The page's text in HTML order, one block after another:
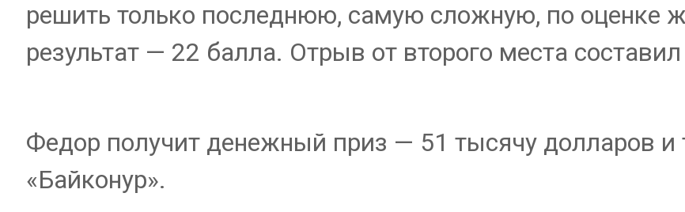
решить только последнюю, самую сложную, по оценке
результат — 22 балла. Отрыв от второго места
Федор получит денежный приз — 51 тысячу долларов и
«Байконур».